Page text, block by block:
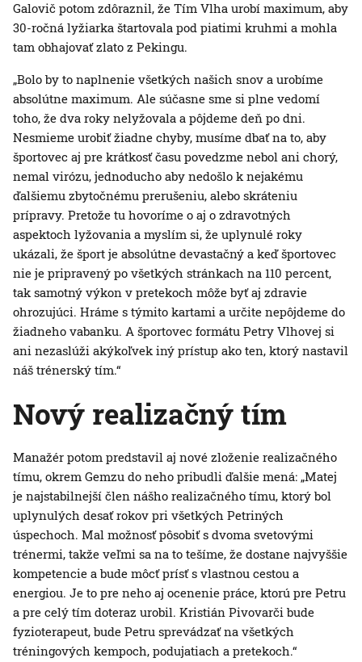
Galovič potom zdôraznil, že Tím Vlha urobí maximum, aby
30-ročná lyžiarka štartovala pod piatimi kruhmi a mohla
tam obhajovať zlato z Pekingu.
„Bolo by to naplnenie všetkých našich snov a urobíme
absolútne maximum. Ale súčasne sme si plne vedomí
toho, že dva roky nelyžovala a pôjdeme deň po dni.
Nesmieme urobiť žiadne chyby, musíme dbať na to, aby
športovec aj pre krátkosť času povedzme nebol ani chorý,
nemal virózu, jednoducho aby nedošlo k nejakému
ďalšiemu zbytočnému prerušeniu, alebo skráteniu
prípravy. Pretože tu hovoríme o aj o zdravotných
aspektoch lyžovania a myslím si, že uplynulé roky
ukázali, že šport je absolútne devastačný a keď športovec
nie je pripravený po všetkých stránkach na 110 percent,
tak samotný výkon v pretekoch môže byť aj zdravie
ohrozujúci. Hráme s týmito kartami a určite nepôjdeme do
žiadneho vabanku. A športovec formátu Petry Vlhovej si
ani nezaslúži akýkoľvek iný prístup ako ten, ktorý nastavil
náš trénerský tím.“
Nový realizačný tím
Manažér potom predstavil aj nové zloženie realizačného
tímu, okrem Gemzu do neho pribudli ďalšie mená: „Matej
je najstabilnejší člen nášho realizačného tímu, ktorý bol
uplynulých desať rokov pri všetkých Petriných
úspechoch. Mal možnosť pôsobiť s dvoma svetovými
trénermi, takže veľmi sa na to tešíme, že dostane najvyššie
kompetencie a bude môcť prísť s vlastnou cestou a
energiou. Je to pre neho aj ocenenie práce, ktorú pre Petru
a pre celý tím doteraz urobil. Kristián Pivovarči bude
fyzioterapeut, bude Petru sprevádzať na všetkých
tréningových kempoch, podujatiach a pretekoch.“